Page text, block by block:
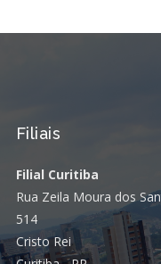
Filiais
Filial Curitiba
Rua Zeila Moura dos
514
Cristo Rei